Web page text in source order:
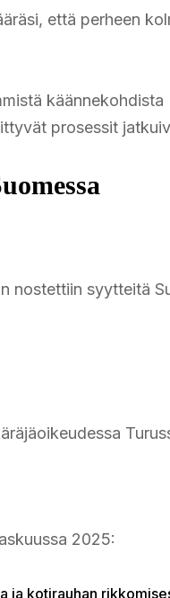
että perheen
prosessit
nostettiin syytteitä
2025:
ja kotirauhan